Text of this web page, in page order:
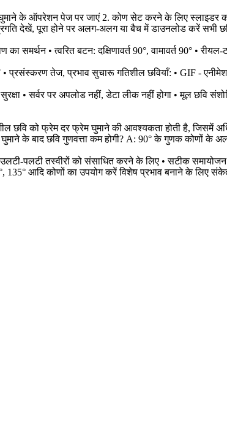
के ऑपरेशन पेज पर जाएं 2. कोण सेट करने के लिए स्लाइडर का
देखें, पूरा होने पर अलग-अलग या बैच में डाउनलोड करें सभी
का समर्थन • त्वरित बटन: दक्षिणावर्त 90°, वामावर्त 90° •
• प्रसंस्करण तेज, प्रभाव सुचारू गतिशील छवियाँ: • GIF -
सुरक्षा • सर्वर पर अपलोड नहीं, डेटा लीक नहीं होगा • मूल
छवि को फ्रेम दर फ्रेम घुमाने की आवश्यकता होती है,
के बाद छवि गुणवत्ता कम होगी? A: 90° के गुणक कोणों के
उलटी-पलटी तस्वीरों को संसाधित करने के लिए • सटीक
135° आदि कोणों का उपयोग करें विशेष प्रभाव बनाने के लिए